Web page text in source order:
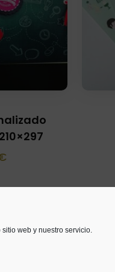
web y nuestro servicio.